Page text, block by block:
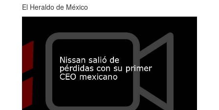
El Heraldo de México